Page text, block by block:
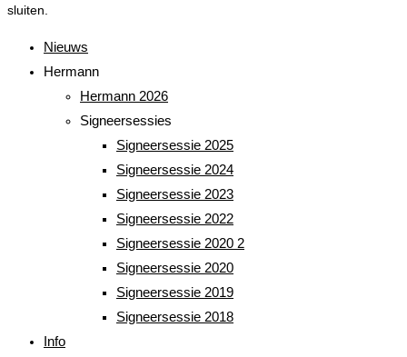
sluiten.
Nieuws
Hermann
Hermann 2026
Signeersessies
Signeersessie 2025
Signeersessie 2024
Signeersessie 2023
Signeersessie 2022
Signeersessie 2020 2
Signeersessie 2020
Signeersessie 2019
Signeersessie 2018
Info